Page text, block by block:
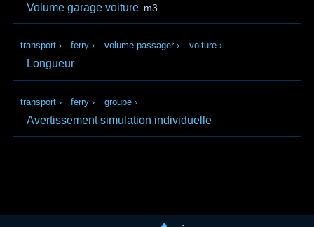
Volume garage voiture m3
transport › ferry › volume passager › voiture ›
Longueur
transport › ferry › groupe ›
Avertissement simulation individuelle